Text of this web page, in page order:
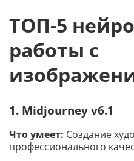
ТОП-5
работы с
1. Midjourney v6.1
Что умеет: Создание
профессионального